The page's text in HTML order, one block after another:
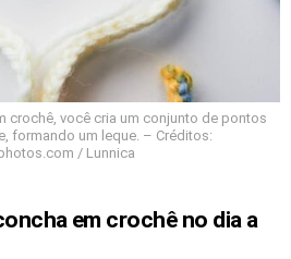
crochê, você cria um conjunto de pontos
formando um leque. – Créditos:
/ Lunnica
em crochê no dia a